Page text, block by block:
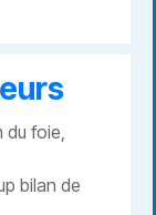
du foie,
bilan de